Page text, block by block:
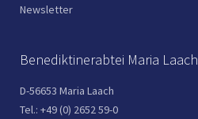
Newsletter
Benediktinerabtei Maria Laach
D-56653 Maria Laach
Tel.: +49 (0) 2652 59-0